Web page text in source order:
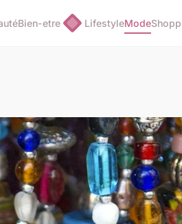
Bien-etre LifestyleMode